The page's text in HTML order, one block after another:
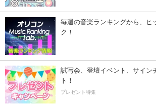
毎週の音楽ランキングから、ヒ
ク！
試写会、登壇イベント、サイン
ト！
プレゼント特集